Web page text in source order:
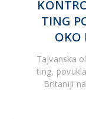
TING
OKO
Tajvanska
ting,
Britaniji